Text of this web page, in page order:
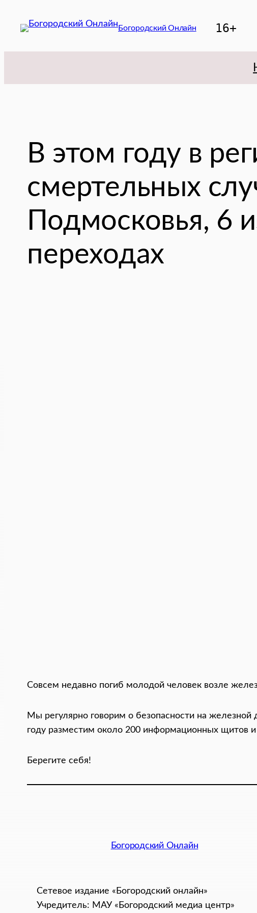
Богородский Онлайн 16+
В этом году в
смертельных
Подмосковья, 6
переходах
Совсем недавно погиб молодой человек возле
Мы регулярно говорим о безопасности на
году разместим около 200 информационных щитов
Берегите себя!
Богородский Онлайн
Сетевое издание «Богородский онлайн»
Учредитель: МАУ «Богородский медиа центр»